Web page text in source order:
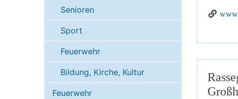
Senioren
Sport
Feuerwehr
Bildung, Kirche, Kultur
Feuerwehr